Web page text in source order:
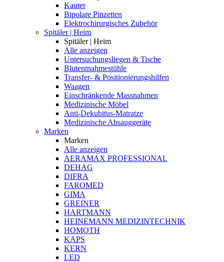
Kauter
Bipolare Pinzetten
Elektrochirurgisches Zubehör
Spitäler | Heim
Spitäler | Heim
Alle anzeigen
Untersuchungsliegen & Tische
Blutentnahmestühle
Transfer- & Positionierungshilfen
Waagen
Einschränkende Massnahmen
Medizinische Möbel
Anti-Dekubitus-Matratze
Medizinische Absauggeräte
Marken
Marken
Alle anzeigen
AERAMAX PROFESSIONAL
DEHAG
DIFRA
FAROMED
GIMA
GREINER
HARTMANN
HEINEMANN MEDIZINTECHNIK
HOMOTH
KAPS
KERN
LED